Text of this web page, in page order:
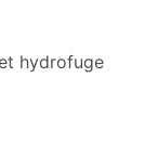
hydrofuge